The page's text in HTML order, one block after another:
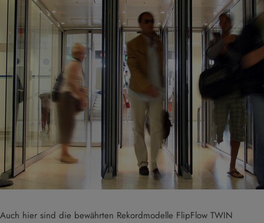
Auch hier sind die bewährten Rekordmodelle FlipFlow TWIN